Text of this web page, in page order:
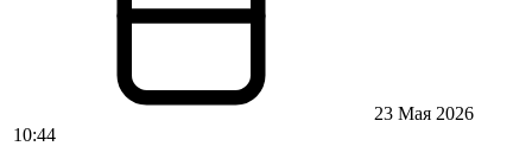
23 Мая 2026
10:44